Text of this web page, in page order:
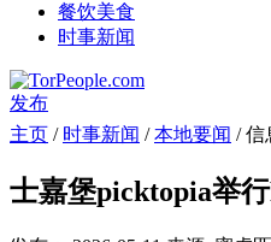
餐饮美食
时事新闻
发布
主页 / 时事新闻 /本地要闻 / 信
士嘉堡picktopia举